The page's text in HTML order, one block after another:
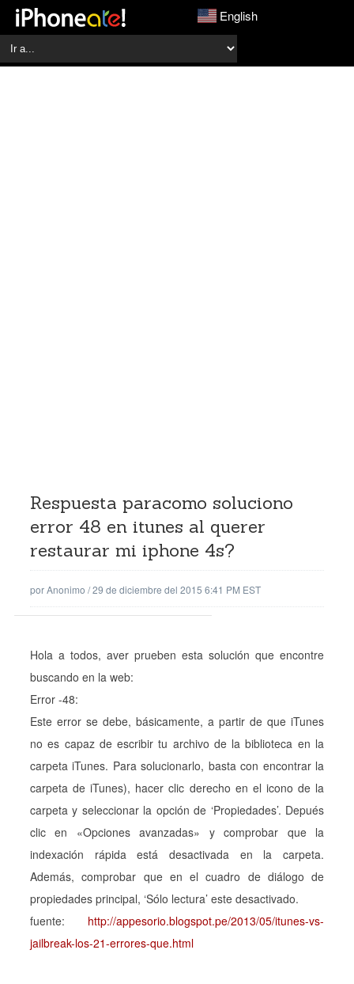
English
Respuesta paracomo soluciono
error 48 en itunes al querer
restaurar mi iphone 4s?
porAnonimo /29 de diciembre del 2015 6:41 PM EST
Hola a todos, aver prueben esta solución que encontre
buscando en la web:
Error -48:
Este error se debe, básicamente, a partir de que iTunes
no es capaz de escribir tu archivo de la biblioteca en la
carpeta iTunes. Para solucionarlo, basta con encontrar la
carpeta de iTunes), hacer clic derecho en el icono de la
carpeta y seleccionar la opción de ‘Propiedades’. Depués
clic en «Opciones avanzadas» y comprobar que la
indexación rápida está desactivada en la carpeta.
Además, comprobar que en el cuadro de diálogo de
propiedades principal, ‘Sólo lectura’ este desactivado.
fuente: http://appesorio.blogspot.pe/2013/05/itunes-vs-
jailbreak-los-21-errores-que.html